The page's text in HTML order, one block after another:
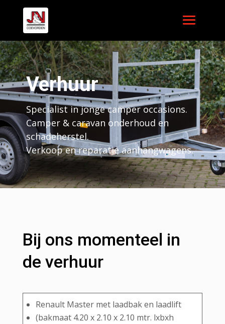
Verhuur
Specialist in jonge camper occasions.
Camper & caravan onderhoud en
schadeherstel.
Verkoop en reparatie aanhangwagens.
Bij ons momenteel in
de verhuur
Renault Master met laadbak en laadlift
(bakmaat 4.20 x 2.10 x 2.10 mtr. lxbxh